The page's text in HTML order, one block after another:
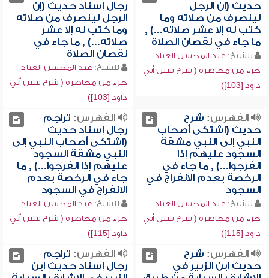
حديث (إن الرجل
لينصرف من صلاته وما
كتب له إلا عشر صلاته...) ,
ما جاء في نقصان الصلاة
للشيخ: عبد المحسن العباد
جزء من محاضرة ( شرح سنن أبي
داود [103])
رجال إسناد حديث (إن
الرجل لينصرف من صلاته
وما كتب له إلا عشر
صلاته...) , ما جاء في
نقصان الصلاة
للشيخ: عبد المحسن العباد
جزء من محاضرة ( شرح سنن أبي
داود [103])
الفهرس: شرح
حديث (اشتكى أصحاب
النبي إلى النبي مشقة
السجود عليهم إذا
انفرجوا...) , ما جاء في
الرخصة بعدم الانفراج في
السجود
للشيخ: عبد المحسن العباد
جزء من محاضرة ( شرح سنن أبي
داود [115])
الفهرس: تراجم
رجال إسناد حديث
(اشتكى أصحاب النبي إلى
النبي مشقة السجود
عليهم إذا انفرجوا...) , ما
جاء في الرخصة بعدم
الانفراج في السجود
للشيخ: عبد المحسن العباد
جزء من محاضرة ( شرح سنن أبي
داود [115])
الفهرس: شرح
حديث ابن الزبير في
الفهرس: تراجم
رجال إسناد حديث ابن